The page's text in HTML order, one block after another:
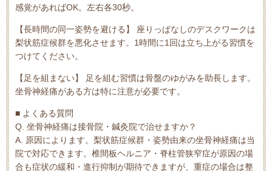
感覚があればOK。左右各30秒。
【長時間の同一姿勢を避ける】 座りっぱなしのデスクワークは
梨状筋症候群を悪化させます。1時間に1回は立ち上がる習慣を
つけてください。
【足を組まない】 足を組む習慣は骨盤のゆがみを助長します。
坐骨神経痛がある方は特に注意が必要です。
■ よくある質問
Q. 坐骨神経痛は接骨院・鍼灸院で治せますか？
A. 原因によります。梨状筋症候群・姿勢由来の坐骨神経痛は当
院で対応できます。椎間板ヘルニア・脊柱管狭窄症が原因の場
合も症状の緩和・進行抑制が期待できますが、重症の場合は整